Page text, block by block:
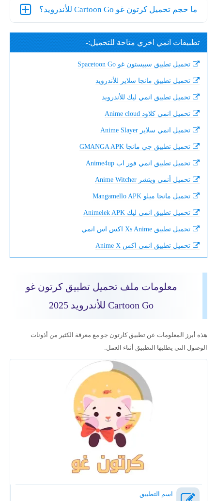
ما حجم تحميل كرتون غو Cartoon Go للأندرويد؟
تطبيقات انمي اخري متاحة للتحميل:-
تحميل تطبيق سبيستون غو Spacetoon Go
تحميل تطبيق مانجا سلاير للأندرويد
تحميل تطبيق انمي ليك للأندرويد
تحميل انمي كلاود Anime cloud
تحميل انمي سلاير Anime Slayer
تحميل تطبيق جي مانجا GMANGA APK
تحميل تطبيق انمي فور اب Anime4up
تحميل أنمي ويتشر Anime Witcher
تحميل مانجا ميلو Mangamello APK
تحميل تطبيق انمي ليك Animelek APK
تحميل تطبيق Xs Anime اكس اس انمي
تحميل تطبيق انمي اكس Anime X
معلومات ملف تحميل تطبيق كرتون غو
Cartoon Go للأندرويد 2025
هذه أبرز المعلومات عن تطبيق كارتون جو مع معرفة الكثير من أذونات
الوصول التي يطلبها التطبيق أثناء العمل:-
اسم التطبيق